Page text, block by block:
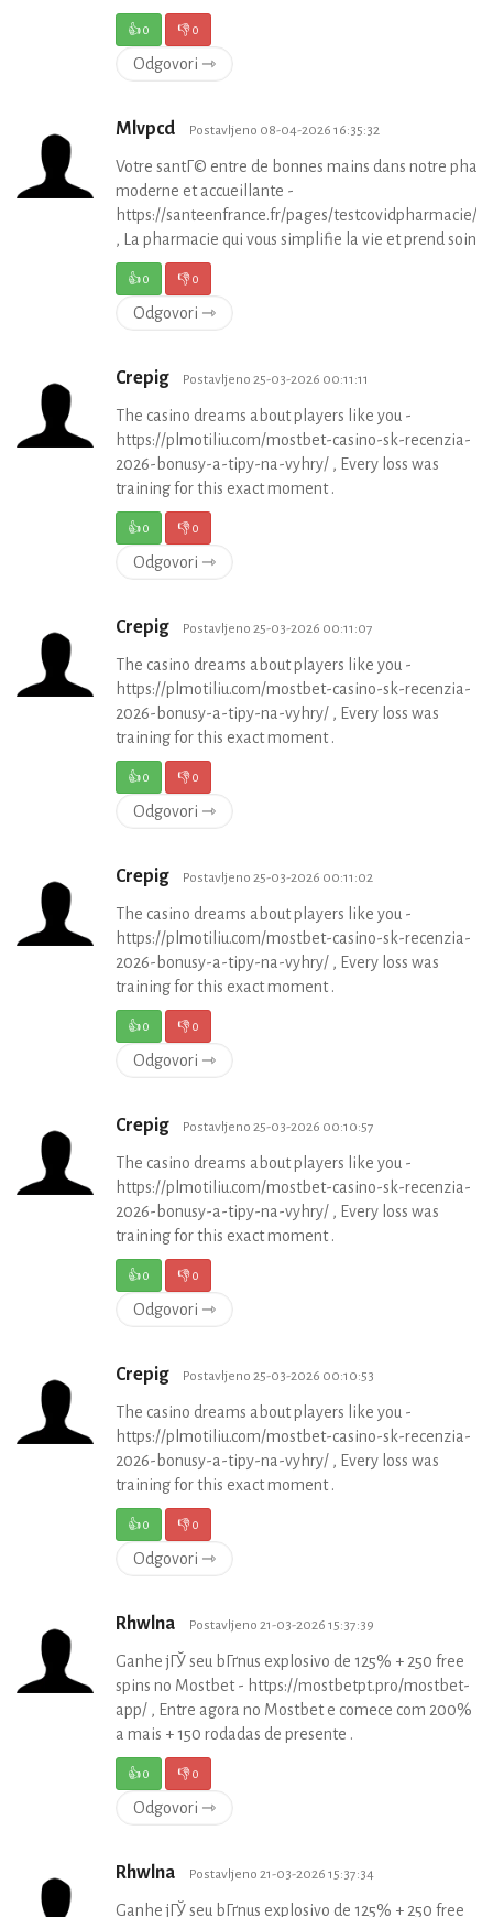
👍0 👎0
Odgovori ⇾
Mlvpcd Postavljeno 08-04-2026 16:35:32
Votre santГ© entre de bonnes mains dans notre
moderne et accueillante -
https://santeenfrance.fr/pages/testcovidpharmacie/
, La pharmacie qui vous simplifie la vie et prend soin
👍0 👎0
Odgovori ⇾
Crepig Postavljeno 25-03-2026 00:11:11
The casino dreams about players like you -
https://plmotiliu.com/mostbet-casino-sk-recenzia-
2026-bonusy-a-tipy-na-vyhry/ , Every loss was
training for this exact moment .
👍0 👎0
Odgovori ⇾
Crepig Postavljeno 25-03-2026 00:11:07
The casino dreams about players like you -
https://plmotiliu.com/mostbet-casino-sk-recenzia-
2026-bonusy-a-tipy-na-vyhry/ , Every loss was
training for this exact moment .
👍0 👎0
Odgovori ⇾
Crepig Postavljeno 25-03-2026 00:11:02
The casino dreams about players like you -
https://plmotiliu.com/mostbet-casino-sk-recenzia-
2026-bonusy-a-tipy-na-vyhry/ , Every loss was
training for this exact moment .
👍0 👎0
Odgovori ⇾
Crepig Postavljeno 25-03-2026 00:10:57
The casino dreams about players like you -
https://plmotiliu.com/mostbet-casino-sk-recenzia-
2026-bonusy-a-tipy-na-vyhry/ , Every loss was
training for this exact moment .
👍0 👎0
Odgovori ⇾
Crepig Postavljeno 25-03-2026 00:10:53
The casino dreams about players like you -
https://plmotiliu.com/mostbet-casino-sk-recenzia-
2026-bonusy-a-tipy-na-vyhry/ , Every loss was
training for this exact moment .
👍0 👎0
Odgovori ⇾
Rhwlna Postavljeno 21-03-2026 15:37:39
Ganhe jГЎ seu bГґnus explosivo de 125% + 250 free
spins no Mostbet - https://mostbetpt.pro/mostbet-
app/ , Entre agora no Mostbet e comece com 200%
a mais + 150 rodadas de presente .
👍0 👎0
Odgovori ⇾
Rhwlna Postavljeno 21-03-2026 15:37:34
Ganhe jГЎ seu bГґnus explosivo de 125% + 250 free